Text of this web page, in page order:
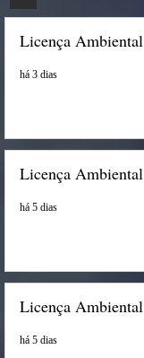
Licença Ambiental
há 3 dias
Licença Ambiental
há 5 dias
Licença Ambiental
há 5 dias